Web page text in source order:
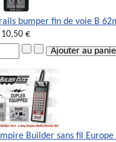
bumper fin de voie B
10,50 €
Builder sans fil Europe